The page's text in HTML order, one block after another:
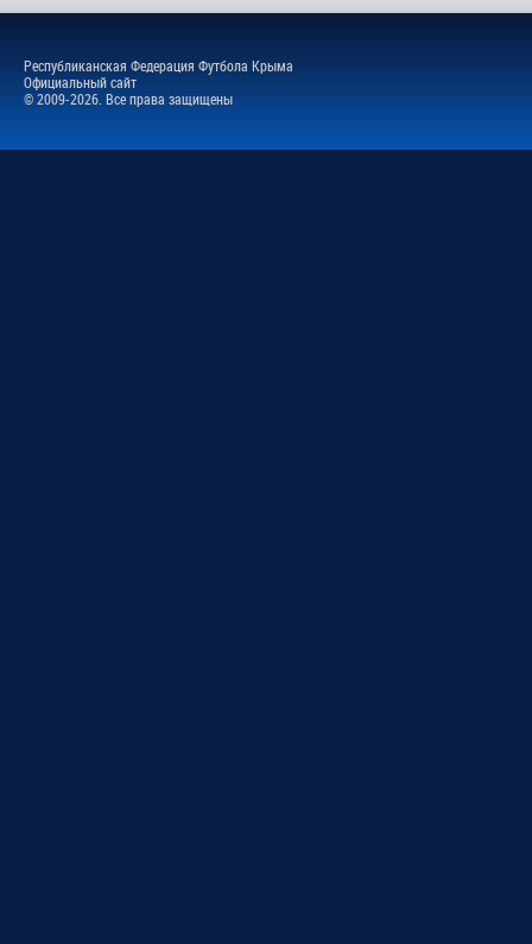
Республиканская Федерация Футбола Крыма
Официальный сайт
© 2009-2026. Все права защищены